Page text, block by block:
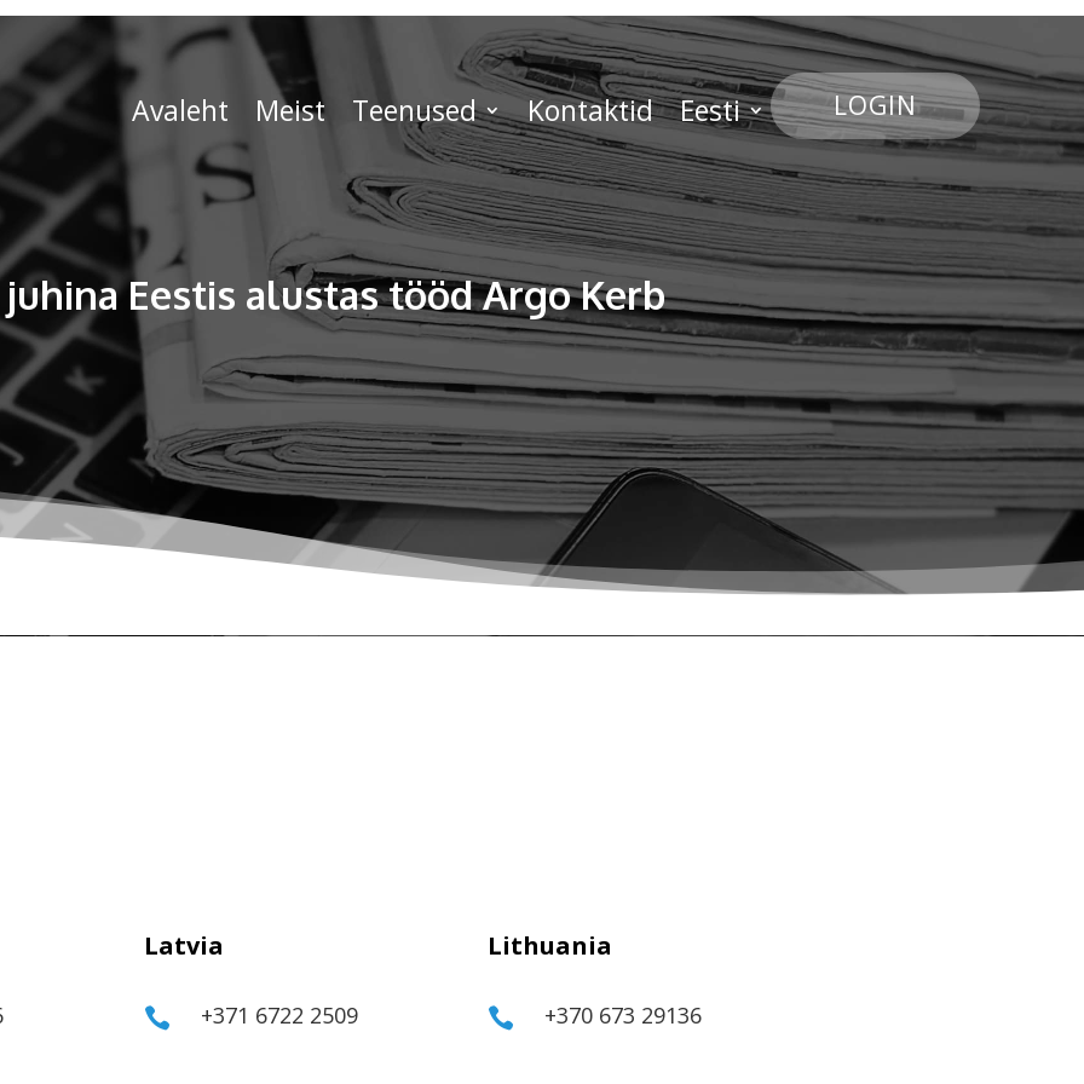
Avaleht Meist Teenused Kontaktid Eesti LOGIN
juhina Eestis alustas tööd Argo Kerb
Latvia
 +371 6722 2509
Lithuania
 +370 673 29136